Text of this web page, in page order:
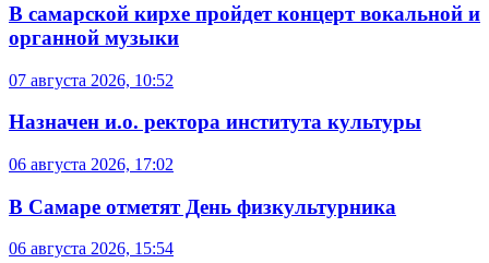
В самарской кирхе пройдет концерт вокальной и
органной музыки
07 августа 2026, 10:52
Назначен и.о. ректора института культуры
06 августа 2026, 17:02
В Самаре отметят День физкультурника
06 августа 2026, 15:54